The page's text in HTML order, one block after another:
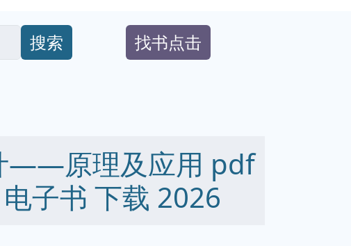
搜索 找书点击
——原理及应用 pdf
子书 下载 2026